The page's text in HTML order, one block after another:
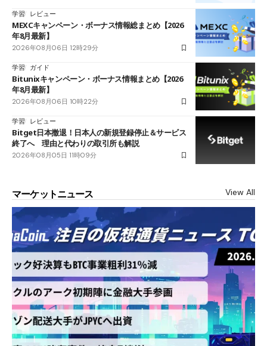
学習 レビュー
MEXCキャンペーン・ボーナス情報総まとめ【2026
年8月最新】
2026年08月06日 12時29分
学習 ガイド
Bitunixキャンペーン・ボーナス情報まとめ【2026
年8月最新】
2026年08月06日 10時22分
学習 レビュー
Bitget日本撤退！日本人の新規登録停止＆サービス
終了へ 理由と代わりの取引所も解説
2026年08月05日 11時09分
マーケットニュース View All